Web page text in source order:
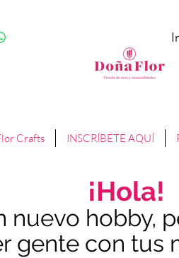
Crafts INSCRÍBETE AQUÍ
¡Hola!
nuevo hobby,
gente con tus